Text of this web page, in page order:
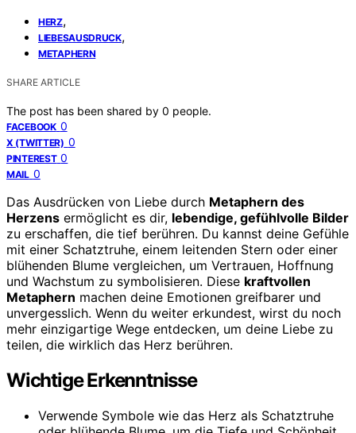
HERZ,
LIEBESAUSDRUCK,
METAPHERN
SHARE ARTICLE
The post has been shared by 0 people.
FACEBOOK 0
X (TWITTER) 0
PINTEREST 0
MAIL 0
Das Ausdrücken von Liebe durch Metaphern des
Herzens ermöglicht es dir, lebendige, gefühlvolle Bilder
zu erschaffen, die tief berühren. Du kannst deine Gefühle
mit einer Schatztruhe, einem leitenden Stern oder einer
blühenden Blume vergleichen, um Vertrauen, Hoffnung
und Wachstum zu symbolisieren. Diese kraftvollen
Metaphern machen deine Emotionen greifbarer und
unvergesslich. Wenn du weiter erkundest, wirst du noch
mehr einzigartige Wege entdecken, um deine Liebe zu
teilen, die wirklich das Herz berühren.
Wichtige Erkenntnisse
Verwende Symbole wie das Herz als Schatztruhe